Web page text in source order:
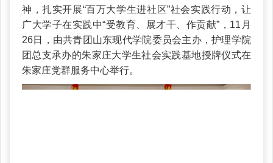
神，扎实开展“百万大学生进社区”社会实践行动，让
广大学子在实践中“受教育、展才干、作贡献”，11月
26日，由共青团山东现代学院委员会主办，护理学院
团总支承办的朱家庄大学生社会实践基地授牌仪式在
朱家庄党群服务中心举行。